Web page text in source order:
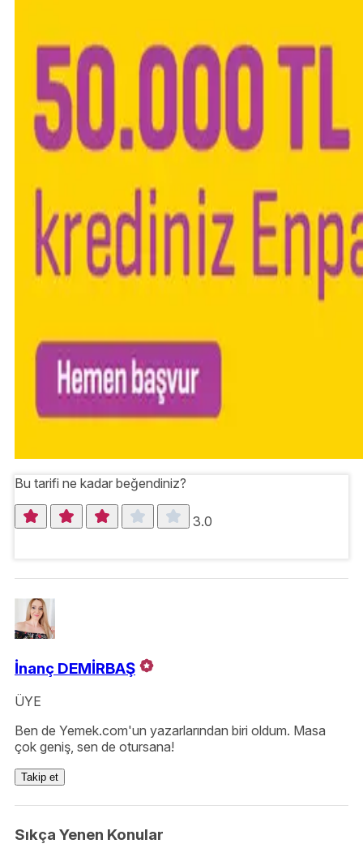
Bu tarifi ne kadar beğendiniz?
3.0
İnanç DEMİRBAŞ
ÜYE
Ben de Yemek.com'un yazarlarından biri oldum. Masa
çok geniş, sen de otursana!
Takip et
Sıkça Yenen Konular